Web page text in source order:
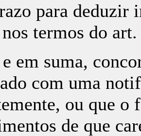
para deduzir
termos do
em suma,
com uma
ou que o
de que